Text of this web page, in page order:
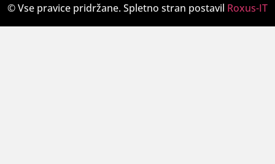
© Vse pravice pridržane. Spletno stran postavil Roxus-IT